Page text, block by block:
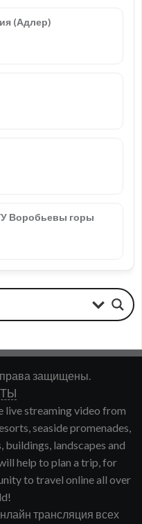
(Адлер)
Воробьевы горы
защищены.
live streaming video from
seaside promenades,
landscapes and
help to plan a trip, for
to travel online all over
трансляция всех